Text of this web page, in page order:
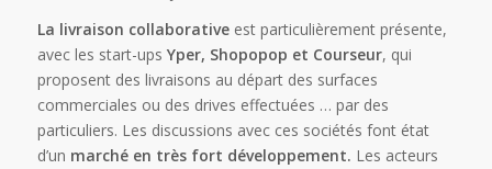
La livraison collaborativeest particulièrement présente,
avec les start-ups Yper, Shopopop et Courseur, qui
proposent des livraisons au départ des surfaces
commerciales ou des drives effectuées … par des
particuliers. Les discussions avec ces sociétés font état
d’un marché en très fort développement. Les acteurs